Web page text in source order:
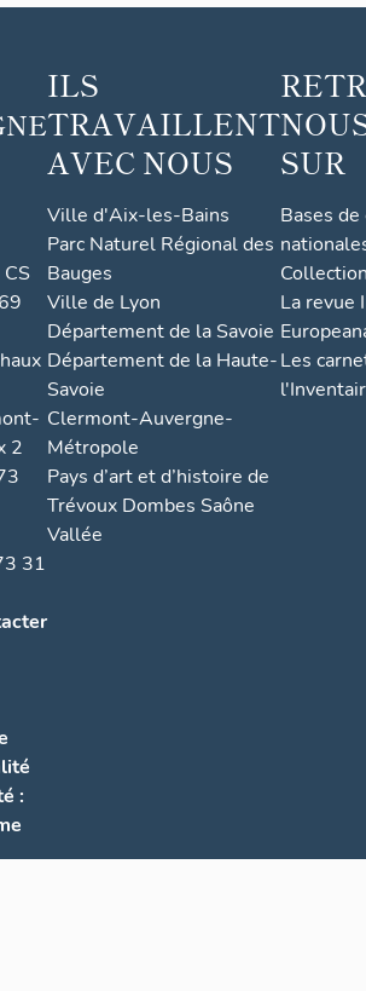
2
31
:
ILS
TRAVAILLENT
AVEC NOUS
Ville d'Aix-les-Bains
Parc Naturel Régional des
Bauges
Ville de Lyon
Département de la Savoie
Département de la Haute-
Savoie
Clermont-Auvergne-
Métropole
Pays d’art et d’histoire de
Trévoux Dombes Saône
Vallée
SUR
Bases
La revue
Les